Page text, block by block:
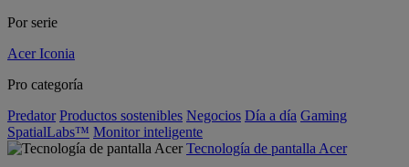
Por serie
Acer Iconia
Pro categoría
Predator Productos sostenibles Negocios Día a día Gaming
SpatialLabs™ Monitor inteligente
Tecnología de pantalla Acer